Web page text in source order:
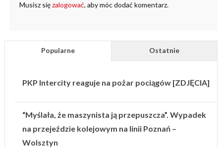
Musisz sięzalogować, aby móc dodać komentarz.
Popularne Ostatnie
PKP Intercity reaguje na pożar pociągów [ZDJĘCIA]
“Myślała, że maszynista ją przepuszcza”. Wypadek
na przejeździe kolejowym na linii Poznań –
Wolsztyn